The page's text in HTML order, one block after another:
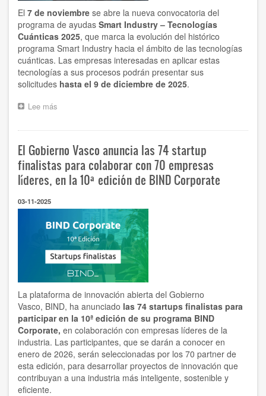
El 7 de noviembre se abre la nueva convocatoria del
programa de ayudas Smart Industry – Tecnologías
Cuánticas 2025, que marca la evolución del histórico
programa Smart Industry hacia el ámbito de las tecnologías
cuánticas. Las empresas interesadas en aplicar estas
tecnologías a sus procesos podrán presentar sus
solicitudes hasta el 9 de diciembre de 2025.
Lee más
Industry
renueva
para
Tecnologías
Cuánticas
El Gobierno Vasco anuncia las 74 startup
finalistas para colaborar con 70 empresas
líderes, en la 10ª edición de BIND Corporate
03-11-2025
La plataforma de innovación abierta del Gobierno
Vasco, BIND, ha anunciado las 74 startups finalistas para
participar en la 10ª edición de su programa BIND
Corporate, en colaboración con empresas líderes de la
industria. Las participantes, que se darán a conocer en
enero de 2026, serán seleccionadas por los 70 partner de
esta edición, para desarrollar proyectos de innovación que
contribuyan a una industria más inteligente, sostenible y
eficiente.